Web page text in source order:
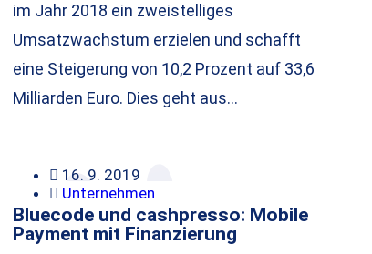
im Jahr 2018 ein zweistelliges
Umsatzwachstum erzielen und schafft
eine Steigerung von 10,2 Prozent auf 33,6
Milliarden Euro. Dies geht aus…
16. 9. 2019
Unternehmen
Bluecode und cashpresso: Mobile
Payment mit Finanzierung